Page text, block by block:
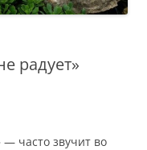
радует»
часто звучит во